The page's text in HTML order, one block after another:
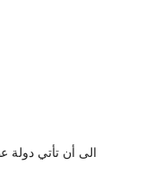
الى أن تأتي دولة